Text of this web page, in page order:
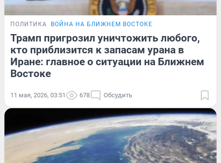
ПОЛИТИКА ВОЙНА НА БЛИЖНЕМ ВОСТОКЕ
Трамп пригрозил уничтожить любого,
кто приблизится к запасам урана в
Иране: главное о ситуации на Ближнем
Востоке
11 мая, 2026, 03:51 678 Обсудить